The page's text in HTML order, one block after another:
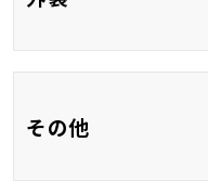
その他